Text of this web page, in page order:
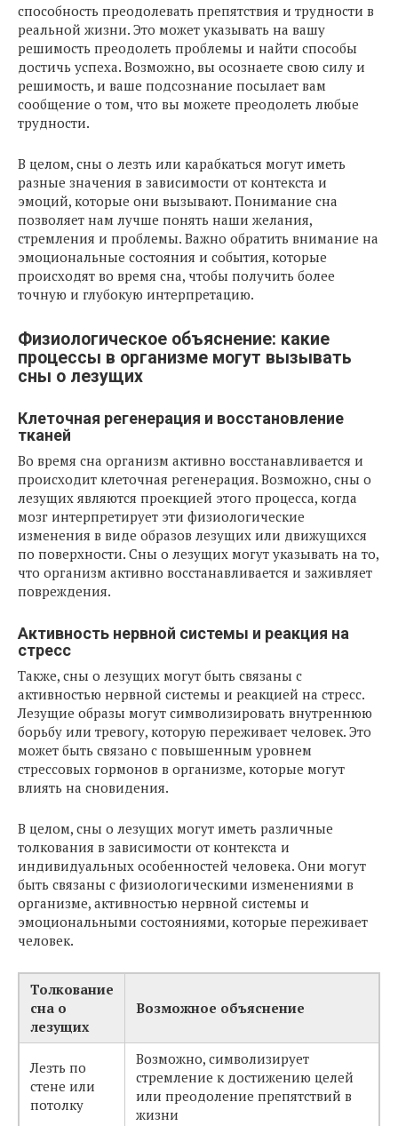
способность преодолевать препятствия и трудности в
реальной жизни. Это может указывать на вашу
решимость преодолеть проблемы и найти способы
достичь успеха. Возможно, вы осознаете свою силу и
решимость, и ваше подсознание посылает вам
сообщение о том, что вы можете преодолеть любые
трудности.
В целом, сны о лезть или карабкаться могут иметь
разные значения в зависимости от контекста и
эмоций, которые они вызывают. Понимание сна
позволяет нам лучше понять наши желания,
стремления и проблемы. Важно обратить внимание на
эмоциональные состояния и события, которые
происходят во время сна, чтобы получить более
точную и глубокую интерпретацию.
Физиологическое объяснение: какие
процессы в организме могут вызывать
сны о лезущих
Клеточная регенерация и восстановление
тканей
Во время сна организм активно восстанавливается и
происходит клеточная регенерация. Возможно, сны о
лезущих являются проекцией этого процесса, когда
мозг интерпретирует эти физиологические
изменения в виде образов лезущих или движущихся
по поверхности. Сны о лезущих могут указывать на то,
что организм активно восстанавливается и заживляет
повреждения.
Активность нервной системы и реакция на
стресс
Также, сны о лезущих могут быть связаны с
активностью нервной системы и реакцией на стресс.
Лезущие образы могут символизировать внутреннюю
борьбу или тревогу, которую переживает человек. Это
может быть связано с повышенным уровнем
стрессовых гормонов в организме, которые могут
влиять на сновидения.
В целом, сны о лезущих могут иметь различные
толкования в зависимости от контекста и
индивидуальных особенностей человека. Они могут
быть связаны с физиологическими изменениями в
организме, активностью нервной системы и
эмоциональными состояниями, которые переживает
человек.
Толкование
сна о
лезущих
Возможное объяснение
Лезть по
стене или
потолку
Возможно, символизирует
стремление к достижению целей
или преодоление препятствий в
жизни